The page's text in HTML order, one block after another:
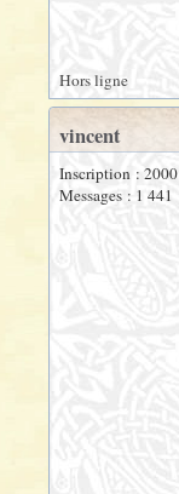
Hors ligne
vincent
Inscription : 2000
Messages : 1 441